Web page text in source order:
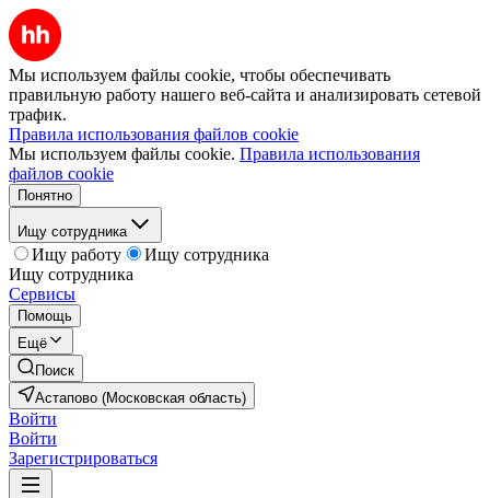
Мы используем файлы cookie, чтобы обеспечивать
правильную работу нашего веб-сайта и анализировать сетевой
трафик.
Правила использования файлов cookie
Мы используем файлы cookie. Правила использования
файлов cookie
Понятно
Ищу сотрудника
Ищу работу
Ищу сотрудника
Ищу сотрудника
Сервисы
Помощь
Ещё
Поиск
Астапово (Московская область)
Войти
Войти
Зарегистрироваться